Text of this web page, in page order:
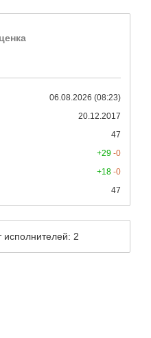
06.08.2026 (08:23)
20.12.2017
47
+29 -0
+18 -0
47
исполнителей: 2